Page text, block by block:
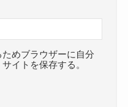
めブラウザーに自分
イトを保存する。